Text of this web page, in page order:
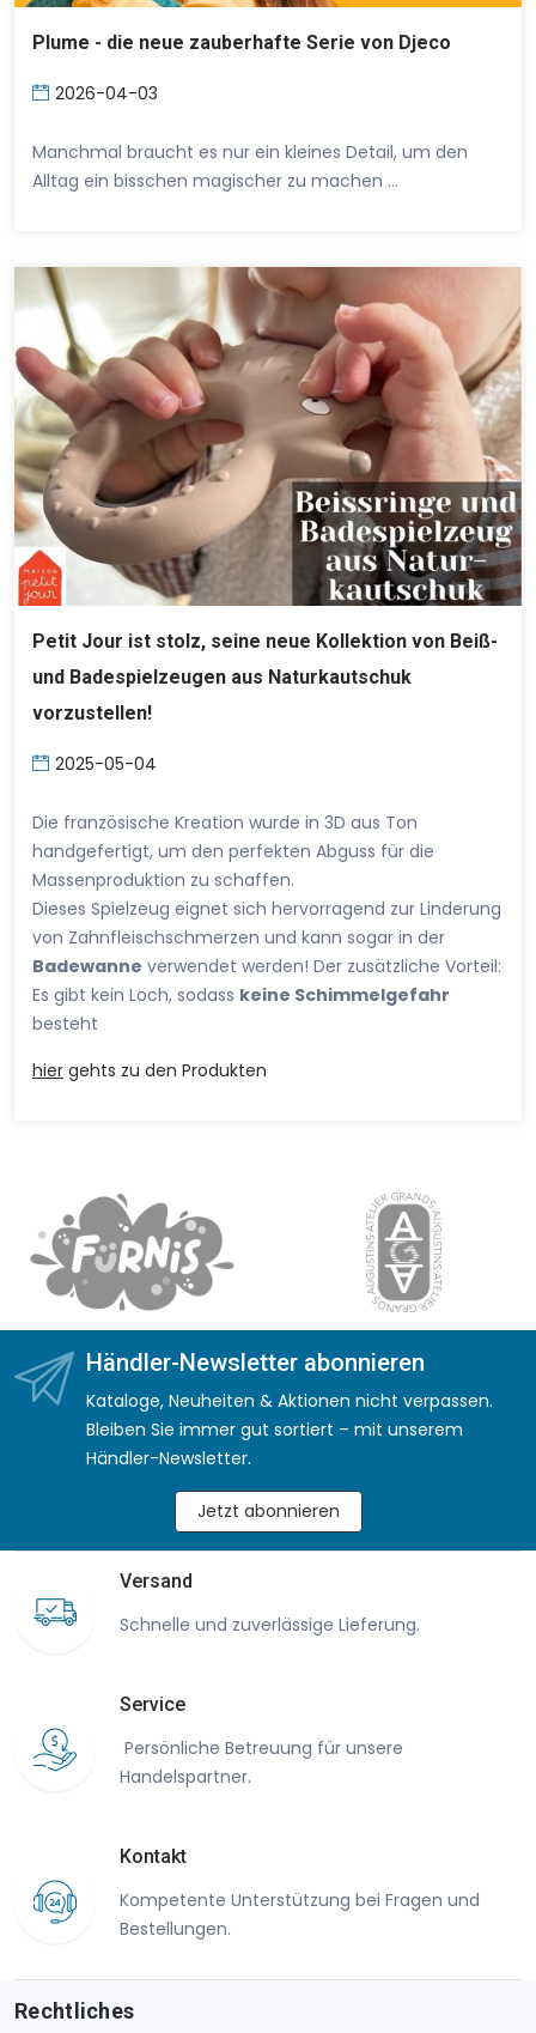
Plume - die neue zauberhafte Serie von Djeco
2026-04-03
Manchmal braucht es nur ein kleines Detail, um den
Alltag ein bisschen magischer zu machen …
Petit Jour ist stolz, seine neue Kollektion von Beiß-
und Badespielzeugen aus Naturkautschuk
vorzustellen!
2025-05-04
Die französische Kreation wurde in 3D aus Ton
handgefertigt, um den perfekten Abguss für die
Massenproduktion zu schaffen.
Dieses Spielzeug eignet sich hervorragend zur Linderung
von Zahnfleischschmerzen und kann sogar in der
Badewanne verwendet werden! Der zusätzliche Vorteil:
Es gibt kein Loch, sodass keine Schimmelgefahr
besteht
hier gehts zu den Produkten
Händler-Newsletter abonnieren
Kataloge, Neuheiten & Aktionen nicht verpassen.
Bleiben Sie immer gut sortiert – mit unserem
Händler-Newsletter.
Jetzt abonnieren
Versand
Schnelle und zuverlässige Lieferung.
Service
Persönliche Betreuung für unsere
Handelspartner.
Kontakt
Kompetente Unterstützung bei Fragen und
Bestellungen.
Rechtliches